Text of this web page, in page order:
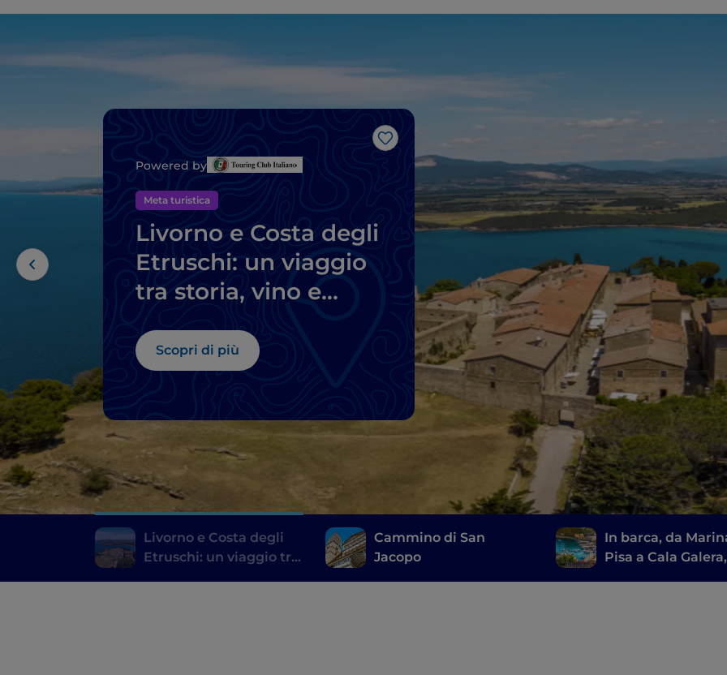
Like
Powered by
Meta turistica
Livorno e Costa degli
Etruschi: un viaggio
tra storia, vino e
Scopri di più
Livorno e Costa degli
Etruschi: un viaggio tra
Cammino di San
Jacopo
In barca, da
Pisa a Cala Galera,